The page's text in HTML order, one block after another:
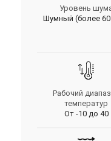
Уровень
Шумный (более
Рабочий
температур
От -10 до 40